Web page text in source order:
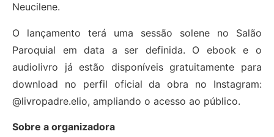
Neucilene.
O lançamento terá uma sessão solene no Salão
Paroquial em data a ser definida. O ebook e o
audiolivro já estão disponíveis gratuitamente para
download no perfil oficial da obra no Instagram:
@livropadre.elio, ampliando o acesso ao público.
Sobre a organizadora